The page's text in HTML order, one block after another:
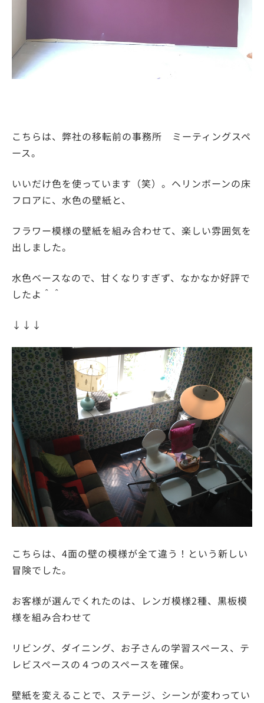
こちらは、弊社の移転前の事務所 ミーティングスペ
ース。
いいだけ色を使っています（笑）。ヘリンボーンの床
フロアに、水色の壁紙と、
フラワー模様の壁紙を組み合わせて、楽しい雰囲気を
出しました。
水色ベースなので、甘くなりすぎず、なかなか好評で
したよ＾＾
↓↓↓
こちらは、4面の壁の模様が全て違う！という新しい
冒険でした。
お客様が選んでくれたのは、レンガ模様2種、黒板模
様を組み合わせて
リビング、ダイニング、お子さんの学習スペース、テ
レビスペースの４つのスペースを確保。
壁紙を変えることで、ステージ、シーンが変わってい